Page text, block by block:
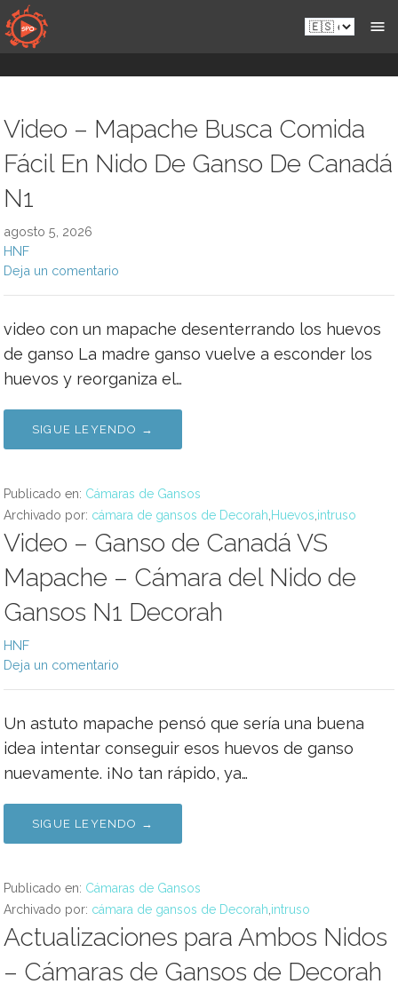
Saltar
al
contenido
Es.sportsmansparadiseonline.com
Video – Mapache Busca Comida
Fácil En Nido De Ganso De Canadá
N1
agosto 5, 2026
HNF
Deja un comentario
video con un mapache desenterrando los huevos
de ganso La madre ganso vuelve a esconder los
huevos y reorganiza el…
SIGUE LEYENDO →
Publicado en: Cámaras de Gansos
Archivado por: cámara de gansos de Decorah Huevos intruso
Video – Ganso de Canadá VS
Mapache – Cámara del Nido de
Gansos N1 Decorah
HNF
Deja un comentario
Un astuto mapache pensó que sería una buena
idea intentar conseguir esos huevos de ganso
nuevamente. ¡No tan rápido, ya…
SIGUE LEYENDO →
Publicado en: Cámaras de Gansos
Archivado por: cámara de gansos de Decorah intruso
Actualizaciones para Ambos Nidos
– Cámaras de Gansos de Decorah